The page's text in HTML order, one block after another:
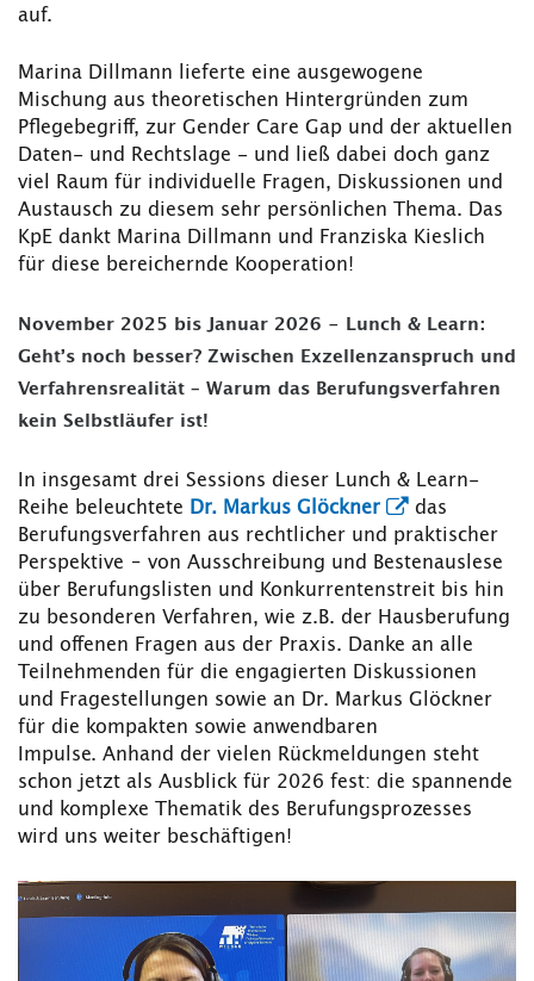
auf.
Marina Dillmann lieferte eine ausgewogene
Mischung aus theoretischen Hintergründen zum
Pflegebegriff, zur Gender Care Gap und der aktuellen
Daten- und Rechtslage - und ließ dabei doch ganz
viel Raum für individuelle Fragen, Diskussionen und
Austausch zu diesem sehr persönlichen Thema. Das
KpE dankt Marina Dillmann und Franziska Kieslich
für diese bereichernde Kooperation!
November 2025 bis Januar 2026 - Lunch & Learn:
Geht’s noch besser? Zwischen Exzellenzanspruch und
Verfahrensrealität – Warum das Berufungsverfahren
kein Selbstläufer ist!
In insgesamt drei Sessions dieser Lunch & Learn-
Reihe beleuchtete Dr. Markus Glöckner
das
Berufungsverfahren aus rechtlicher und praktischer
Perspektive – von Ausschreibung und Bestenauslese
über Berufungslisten und Konkurrentenstreit bis hin
zu besonderen Verfahren, wie z.B. der Hausberufung
und offenen Fragen aus der Praxis. Danke an alle
Teilnehmenden für die engagierten Diskussionen
und Fragestellungen sowie an Dr. Markus Glöckner
für die kompakten sowie anwendbaren
Impulse. Anhand der vielen Rückmeldungen steht
schon jetzt als Ausblick für 2026 fest: die spannende
und komplexe Thematik des Berufungsprozesses
wird uns weiter beschäftigen!